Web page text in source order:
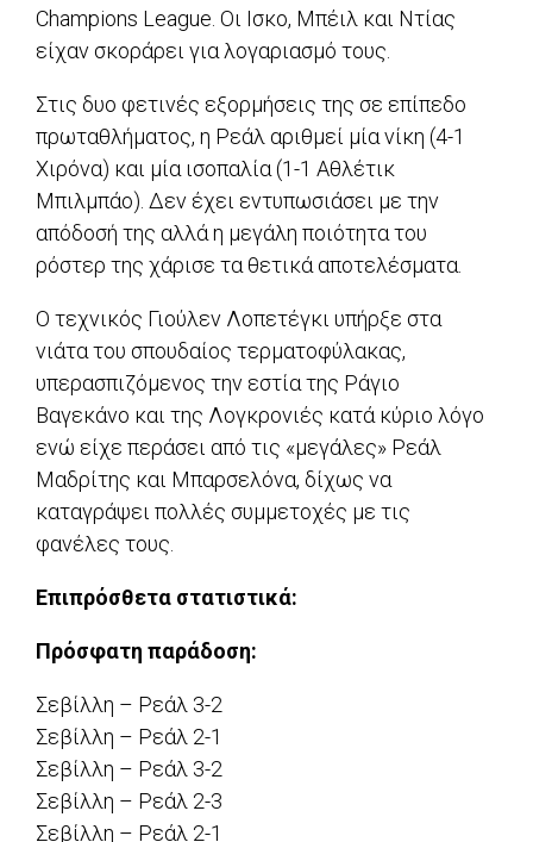
Champions League. Οι Ισκο, Μπέιλ και Ντίας
είχαν σκοράρει για λογαριασμό τους.
Στις δυο φετινές εξορμήσεις της σε επίπεδο
πρωταθλήματος, η Ρεάλ αριθμεί μία νίκη (4-1
Χιρόνα) και μία ισοπαλία (1-1 Αθλέτικ
Μπιλμπάο). Δεν έχει εντυπωσιάσει με την
απόδοσή της αλλά η μεγάλη ποιότητα του
ρόστερ της χάρισε τα θετικά αποτελέσματα.
Ο τεχνικός Γιούλεν Λοπετέγκι υπήρξε στα
νιάτα του σπουδαίος τερματοφύλακας,
υπερασπιζόμενος την εστία της Ράγιο
Βαγεκάνο και της Λογκρονιές κατά κύριο λόγο
ενώ είχε περάσει από τις «μεγάλες» Ρεάλ
Μαδρίτης και Μπαρσελόνα, δίχως να
καταγράψει πολλές συμμετοχές με τις
φανέλες τους.
Επιπρόσθετα στατιστικά:
Πρόσφατη παράδοση:
Σεβίλλη – Ρεάλ 3-2
Σεβίλλη – Ρεάλ 2-1
Σεβίλλη – Ρεάλ 3-2
Σεβίλλη – Ρεάλ 2-3
Σεβίλλη – Ρεάλ 2-1